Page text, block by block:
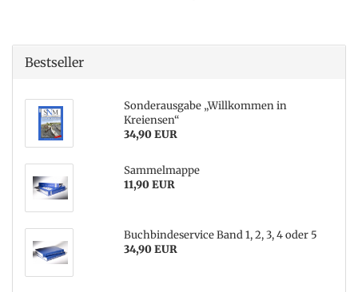
Bestseller
Sonderausgabe „Willkommen in
Kreiensen“
34,90 EUR
Sammelmappe
11,90 EUR
Buchbindeservice Band 1, 2, 3, 4 oder 5
34,90 EUR